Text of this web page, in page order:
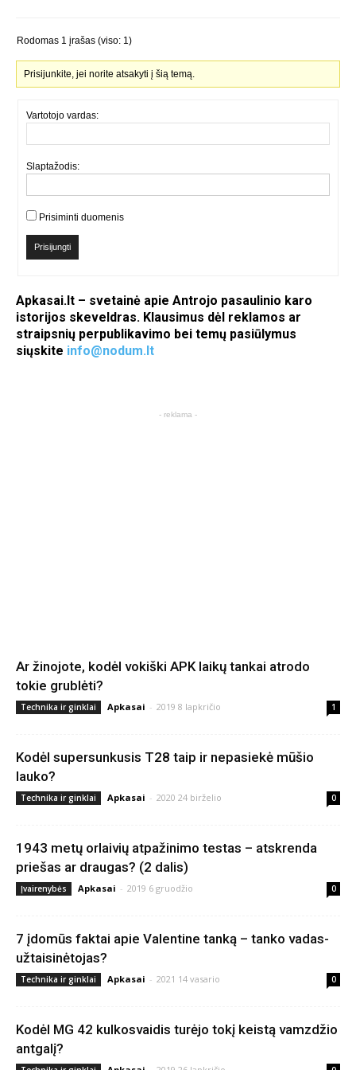
Rodomas 1 įrašas (viso: 1)
Prisijunkite, jei norite atsakyti į šią temą.
Vartotojo vardas:
Slaptažodis:
Prisiminti duomenis
Prisijungti
Apkasai.lt – svetainė apie Antrojo pasaulinio karo
istorijos skeveldras. Klausimus dėl reklamos ar
straipsnių perpublikavimo bei temų pasiūlymus
siųskite info@nodum.lt
- reklama -
Ar žinojote, kodėl vokiški APK laikų tankai atrodo
tokie grublėti?
Technika ir ginklai Apkasai - 2019 8 lapkričio 1
Kodėl supersunkusis T28 taip ir nepasiekė mūšio
lauko?
Technika ir ginklai Apkasai - 2020 24 birželio 0
1943 metų orlaivių atpažinimo testas – atskrenda
priešas ar draugas? (2 dalis)
Įvairenybės Apkasai - 2019 6 gruodžio 0
7 įdomūs faktai apie Valentine tanką – tanko vadas-
užtaisinėtojas?
Technika ir ginklai Apkasai - 2021 14 vasario 0
Kodėl MG 42 kulkosvaidis turėjo tokį keistą vamzdžio
antgalį?